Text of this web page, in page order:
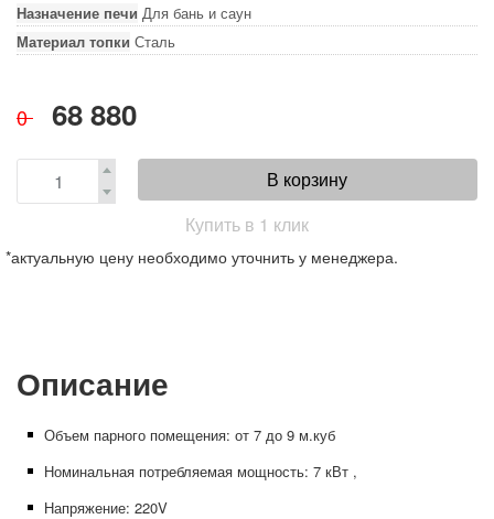
Назначение печи Для бань и саун
Материал топки Сталь
0 68 880
В корзину
Купить в 1 клик
*актуальную цену необходимо уточнить у менеджера.
Описание
Объем парного помещения: от 7 до 9 м.куб
Номинальная потребляемая мощность: 7 кВт ,
Напряжение: 220V